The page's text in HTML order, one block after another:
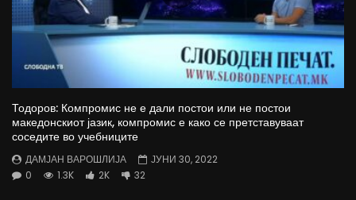
Тодоров: Компромис не е дали постои или не постои
македонскиот јазик, компромис е како се претставуваат
соседите во учебниците
ДАМЈАН ВАРОШЛИЈА
ЈУНИ 30, 2022
0
1.3K 2K 32